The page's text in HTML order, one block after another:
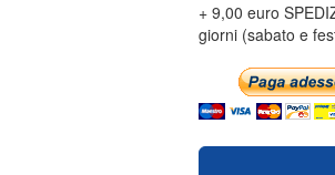
+ 9,00 euro
giorni (sabato e